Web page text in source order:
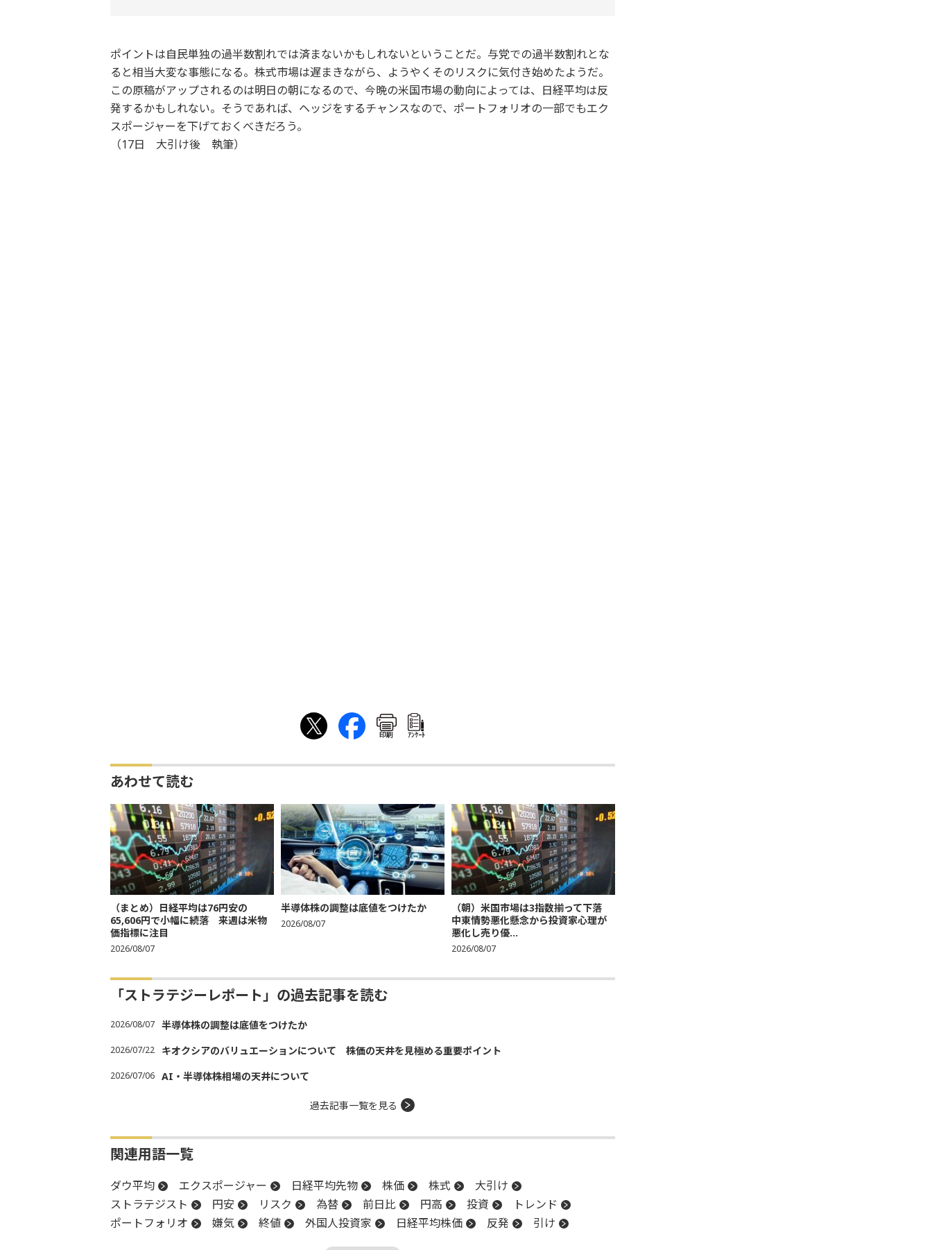
ポイントは自民単独の過半数割れでは済まないかもしれないということだ。与党での過半数割れとな
ると相当大変な事態になる。株式市場は遅まきながら、ようやくそのリスクに気付き始めたようだ。
この原稿がアップされるのは明日の朝になるので、今晩の米国市場の動向によっては、日経平均は反
発するかもしれない。そうであれば、ヘッジをするチャンスなので、ポートフォリオの一部でもエク
スポージャーを下げておくべきだろう。
（17日 大引け後 執筆）
印刷 ｱﾝｹｰﾄ
あわせて読む
（まとめ）日経平均は76円安の
65,606円で小幅に続落 来週は米物
価指標に注目
2026/08/07
半導体株の調整は底値をつけたか
2026/08/07
（朝）米国市場は3指数揃って下落
中東情勢悪化懸念から投資家心理が
悪化し売り優...
2026/08/07
「ストラテジーレポート」の過去記事を読む
2026/08/07 半導体株の調整は底値をつけたか
2026/07/22 キオクシアのバリュエーションについて 株価の天井を見極める重要ポイント
2026/07/06 AI・半導体株相場の天井について
過去記事一覧を見る
関連用語一覧
ダウ平均 エクスポージャー 日経平均先物 株価 株式
大引け
ストラテジスト
円安 リスク 為替 前日比 円高 投資
トレンド
ポートフォリオ
嫌気 終値 外国人投資家 日経平均株価 反発
引け